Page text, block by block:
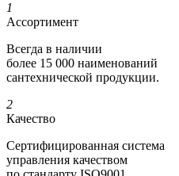
1
Ассортимент
Всегда в наличии
более 15 000 наименований
сантехнической продукции.
2
Качество
Сертифициро­ванная система
управления качеством